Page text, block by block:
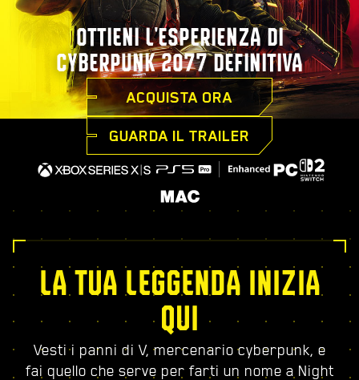
OTTIENI L'ESPERIENZA DI
CYBERPUNK 2077 DEFINITIVA
ACQUISTA ORA
GUARDA IL TRAILER
LA TUA LEGGENDA INIZIA
QUI
Vesti i panni di V, mercenario cyberpunk, e
fai quello che serve per farti un nome a Night